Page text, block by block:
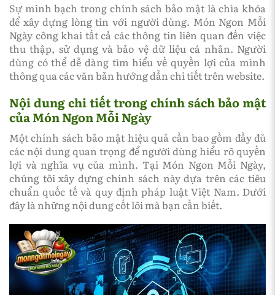
Sự minh bạch trong chính sách bảo mật là chìa khóa
để xây dựng lòng tin với người dùng. Món Ngon Mỗi
Ngày công khai tất cả các thông tin liên quan đến việc
thu thập, sử dụng và bảo vệ dữ liệu cá nhân. Người
dùng có thể dễ dàng tìm hiểu về quyền lợi của mình
thông qua các văn bản hướng dẫn chi tiết trên website.
Nội dung chi tiết trong chính sách bảo mật
của Món Ngon Mỗi Ngày
Một chính sách bảo mật hiệu quả cần bao gồm đầy đủ
các nội dung quan trọng để người dùng hiểu rõ quyền
lợi và nghĩa vụ của mình. Tại Món Ngon Mỗi Ngày,
chúng tôi xây dựng chính sách này dựa trên các tiêu
chuẩn quốc tế và quy định pháp luật Việt Nam. Dưới
đây là những nội dung cốt lõi mà bạn cần biết.